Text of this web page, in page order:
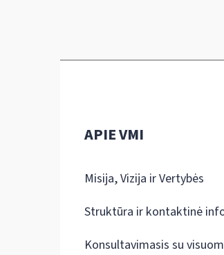
APIE VMI
Misija, Vizija ir Vertybės
Struktūra ir kontaktinė
Konsultavimasis su